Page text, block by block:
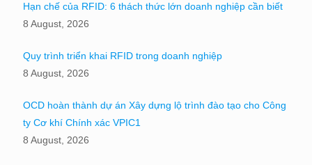
Hạn chế của RFID: 6 thách thức lớn doanh nghiệp cần biết
8 August, 2026
Quy trình triển khai RFID trong doanh nghiệp
8 August, 2026
OCD hoàn thành dự án Xây dựng lộ trình đào tạo cho Công
ty Cơ khí Chính xác VPIC1
8 August, 2026